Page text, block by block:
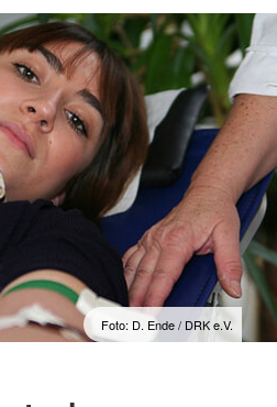
Foto: D. Ende / DRK e.V.